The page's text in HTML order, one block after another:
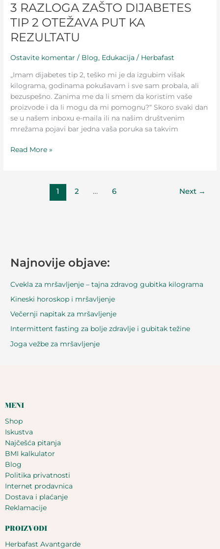
3 RAZLOGA ZAŠTO DIJABETES
TIP 2 OTEŽAVA PUT KA
REZULTATU
Ostavite komentar / Blog, Edukacija / Herbafast
„Imam dijabetes tip 2, teško mi je da izgubim višak
kilograma, godinama pokušavam i sve sam probala, ali
bezuspešno. Zanima me da li smem da koristim vaše
proizvode i da li mogu da mi pomognu?“ Skoro svaki dan
se u našem inboxu e-maila ili na našim društvenim
mrežama pojavi bar jedna vaša poruka sa takvim
Read More »
1 2 … 6 Next →
Najnovije objave:
Cvekla za mršavljenje – tajna zdravog gubitka kilograma
Kineski horoskop i mršavljenje
Večernji napitak za mršavljenje
Intermittent fasting za bolje zdravlje i gubitak težine
Joga vežbe za mršavljenje
MENI
Shop
Iskustva
Najčešća pitanja
BMI kalkulator
Blog
Politika privatnosti
Internet prodavnica
Dostava i plaćanje
Reklamacije
PROIZVODI
Herbafast Avantgarde